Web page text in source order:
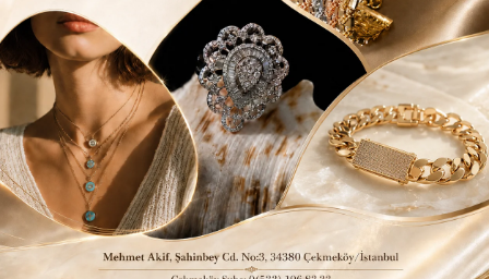
ÜMRANİYE BELEDİYE
MECLİSİ’NDEN ŞOK
İSTİFA..
Giriş: 13-06-2022 21:42 1170 Siyaset Tüm Manşetler
ABONE OL